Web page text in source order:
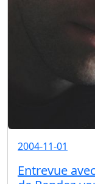
2004-11-01
Entrevue